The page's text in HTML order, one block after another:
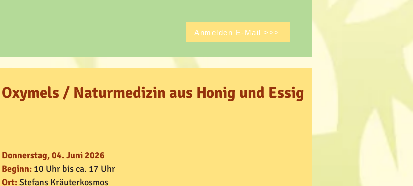
Anmelden E-Mail >>>
Oxymels / Naturmedizin aus Honig und Essig
Donnerstag, 04. Juni 2026
Beginn: 10 Uhr bis ca. 17 Uhr
Ort:Stefans Kräuterkosmos